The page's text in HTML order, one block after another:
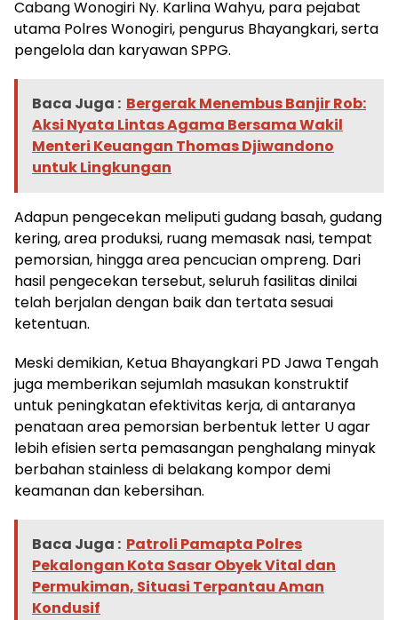
Cabang Wonogiri Ny. Karlina Wahyu, para pejabat
utama Polres Wonogiri, pengurus Bhayangkari, serta
pengelola dan karyawan SPPG.
Baca Juga : Bergerak Menembus Banjir Rob:
Aksi Nyata Lintas Agama Bersama Wakil
Menteri Keuangan Thomas Djiwandono
untuk Lingkungan
Adapun pengecekan meliputi gudang basah, gudang
kering, area produksi, ruang memasak nasi, tempat
pemorsian, hingga area pencucian ompreng. Dari
hasil pengecekan tersebut, seluruh fasilitas dinilai
telah berjalan dengan baik dan tertata sesuai
ketentuan.
Meski demikian, Ketua Bhayangkari PD Jawa Tengah
juga memberikan sejumlah masukan konstruktif
untuk peningkatan efektivitas kerja, di antaranya
penataan area pemorsian berbentuk letter U agar
lebih efisien serta pemasangan penghalang minyak
berbahan stainless di belakang kompor demi
keamanan dan kebersihan.
Baca Juga : Patroli Pamapta Polres
Pekalongan Kota Sasar Obyek Vital dan
Permukiman, Situasi Terpantau Aman
Kondusif